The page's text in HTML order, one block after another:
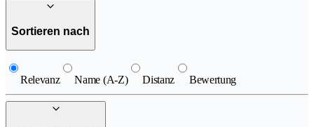
Sortieren nach
Relevanz Name (A-Z) Distanz Bewertung